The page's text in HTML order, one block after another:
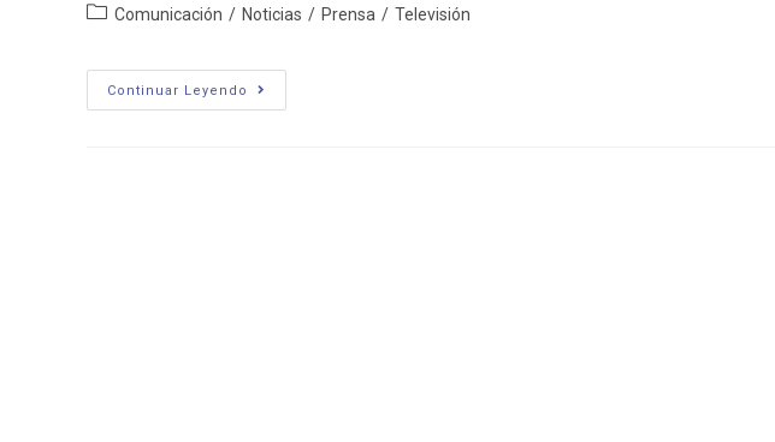
Categoría
entrada:
Comunicación / Noticias / Prensa / Televisión
Continuar Leyendo
Jacobacci
TV